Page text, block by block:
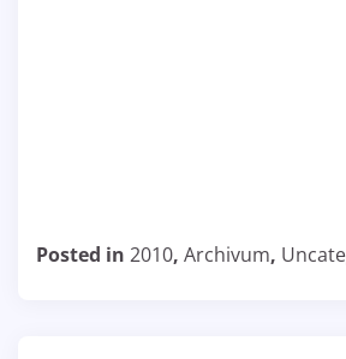
Posted in 2010, Archivum,